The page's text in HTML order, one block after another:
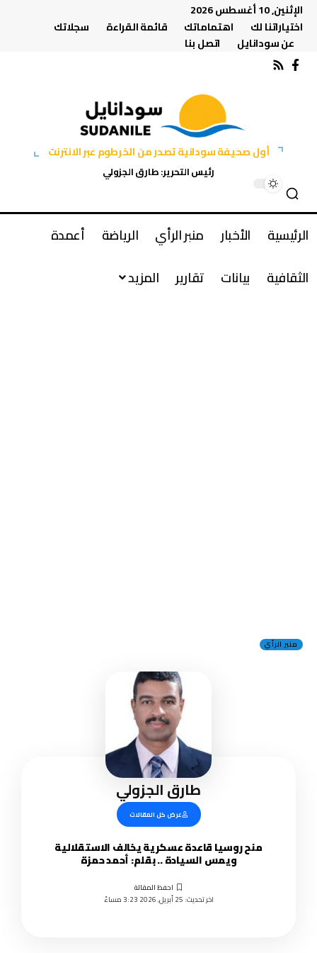
الإثنين, 10 أغسطس 2026
اختياراتنا لك
اهتماماتك قائمة القراءة
سجلاتك
عن سودانايل
اتصل بنا
أول صحيفة سودانية تصدر من الخرطوم عبر الانترنت
رئيس التحرير: طارق الجزولي
الرئيسية الأخبار منبر الرأي الرياضة
أعمدة
الثقافية
بيانات تقارير المزيد
منبر الرأي
طارق الجزولي
عرض كل المقالات
منح روسيا قاعدة عسكرية يخالف الاستقلالية
ويمس السيادة .. بقلم: أحمد حمزة
اخر تحديث: 25 أبريل, 2026 3:23 مساءً